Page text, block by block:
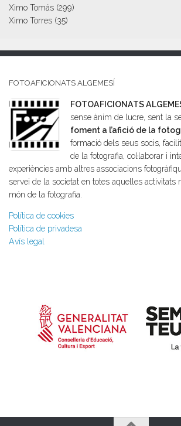
Ximo Tomás (299)
Ximo Torres (35)
FOTOAFICIONATS ALGEMESÍ
FOTOAFICIONATS
sense ànim de lucre, sent la
foment a l’afició de la
formació dels seus socis,
de la fotografia, col·laborar i
experiències amb altres associacions
servei de la societat en totes aquelles activitats
món de la fotografia.
Política de cookies
Política de privadesa
Avís legal